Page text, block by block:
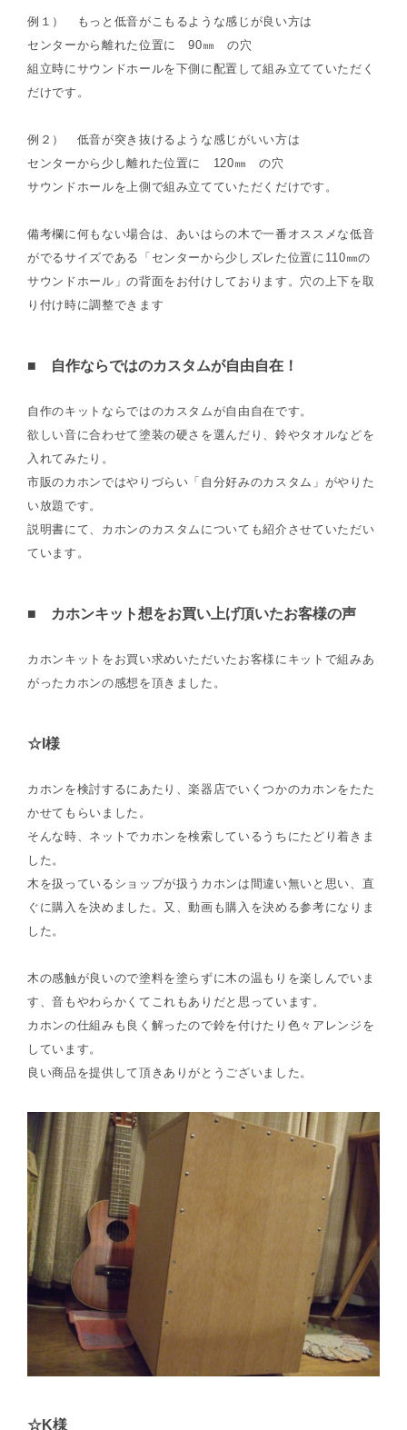
例１） もっと低音がこもるような感じが良い方は
センターから離れた位置に 90㎜ の穴
組立時にサウンドホールを下側に配置して組み立てていただく
だけです。
例２） 低音が突き抜けるような感じがいい方は
センターから少し離れた位置に 120㎜ の穴
サウンドホールを上側で組み立てていただくだけです。
備考欄に何もない場合は、あいはらの木で一番オススメな低音
がでるサイズである「センターから少しズレた位置に110㎜の
サウンドホール」の背面をお付けしております。穴の上下を取
り付け時に調整できます
■ 自作ならではのカスタムが自由自在！
自作のキットならではのカスタムが自由自在です。
欲しい音に合わせて塗装の硬さを選んだり、鈴やタオルなどを
入れてみたり。
市販のカホンではやりづらい「自分好みのカスタム」がやりた
い放題です。
説明書にて、カホンのカスタムについても紹介させていただい
ています。
■ カホンキット想をお買い上げ頂いたお客様の声
カホンキットをお買い求めいただいたお客様にキットで組みあ
がったカホンの感想を頂きました。
☆I様
カホンを検討するにあたり、楽器店でいくつかのカホンをたた
かせてもらいました。
そんな時、ネットでカホンを検索しているうちにたどり着きま
した。
木を扱っているショップが扱うカホンは間違い無いと思い、直
ぐに購入を決めました。又、動画も購入を決める参考になりま
した。
木の感触が良いので塗料を塗らずに木の温もりを楽しんでいま
す、音もやわらかくてこれもありだと思っています。
カホンの仕組みも良く解ったので鈴を付けたり色々アレンジを
しています。
良い商品を提供して頂きありがとうございました。
☆K様